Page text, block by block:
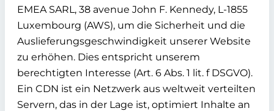
EMEA SARL, 38 avenue John F. Kennedy, L-1855
Luxembourg (AWS), um die Sicherheit und die
Auslieferungsgeschwindigkeit unserer Website
zu erhöhen. Dies entspricht unserem
berechtigten Interesse (Art. 6 Abs. 1 lit. f DSGVO).
Ein CDN ist ein Netzwerk aus weltweit verteilten
Servern, das in der Lage ist, optimiert Inhalte an